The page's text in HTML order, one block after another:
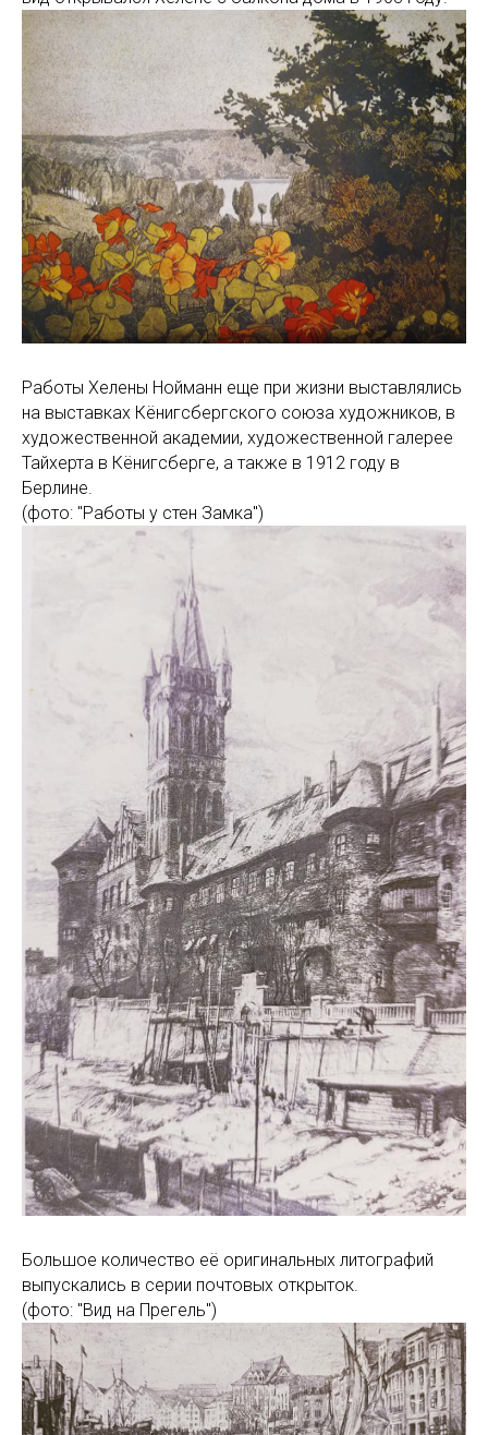
Работы Хелены Нойманн еще при жизни выставлялись
на выставках Кёнигсбергского союза художников, в
художественной академии, художественной галерее
Тайхерта в Кёнигсберге, а также в 1912 году в
Берлине.
(фото: "Работы у стен Замка")
Большое количество её оригинальных литографий
выпускались в серии почтовых открыток.
(фото: "Вид на Прегель")